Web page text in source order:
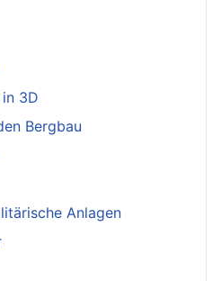
3D
Bergbau
Anlagen